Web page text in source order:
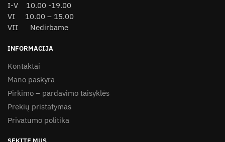
I-V 10.00 -19.00
VI 10.00 – 15.00
VII Nedirbame
INFORMACIJA
Kontaktai
Mano paskyra
Pirkimo – pardavimo taisyklės
Prekių pristatymas
Privatumo politika